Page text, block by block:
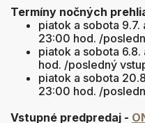
Termíny nočných
piatok a sobota 9.7.
23:00 hod. /
piatok a sobota
hod. /posledný
piatok a sobota
23:00 hod. /
Vstupné predpredaj -